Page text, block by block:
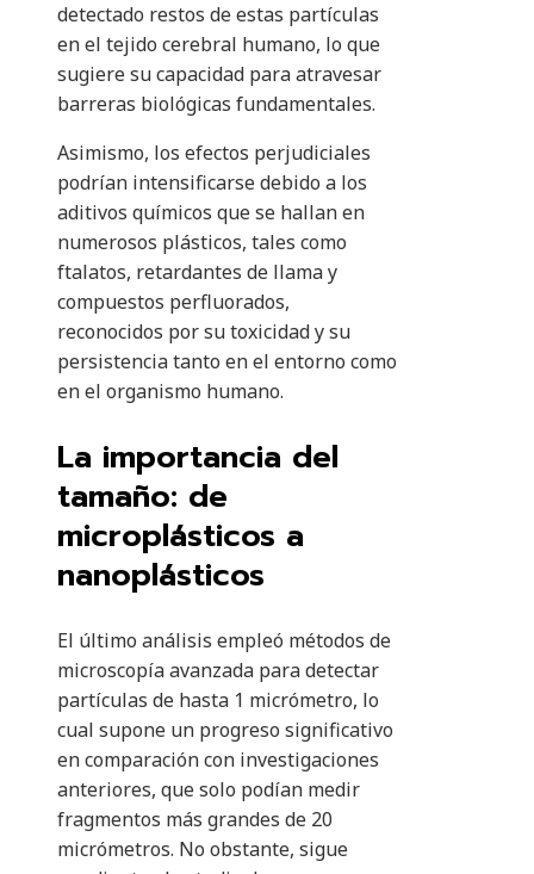
detectado restos de estas partículas
en el tejido cerebral humano, lo que
sugiere su capacidad para atravesar
barreras biológicas fundamentales.
Asimismo, los efectos perjudiciales
podrían intensificarse debido a los
aditivos químicos que se hallan en
numerosos plásticos, tales como
ftalatos, retardantes de llama y
compuestos perfluorados,
reconocidos por su toxicidad y su
persistencia tanto en el entorno como
en el organismo humano.
La importancia del
tamaño: de
microplásticos a
nanoplásticos
El último análisis empleó métodos de
microscopía avanzada para detectar
partículas de hasta 1 micrómetro, lo
cual supone un progreso significativo
en comparación con investigaciones
anteriores, que solo podían medir
fragmentos más grandes de 20
micrómetros. No obstante, sigue